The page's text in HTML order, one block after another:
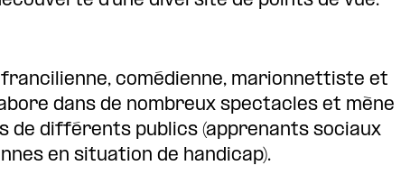
comédienne, marionnettiste et
dans de nombreux spectacles et mène
de différents publics (apprenants sociaux
en situation de handicap).